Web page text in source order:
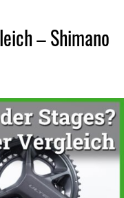
– Shimano